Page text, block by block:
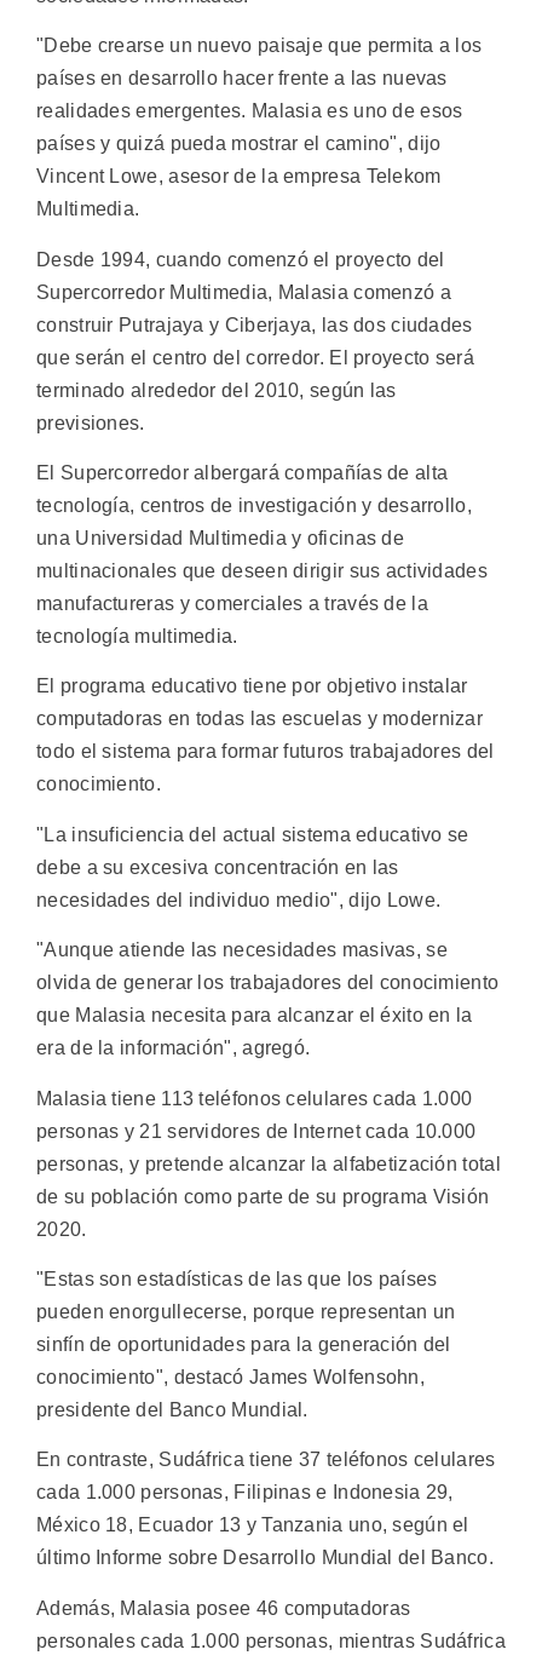
"Debe crearse un nuevo paisaje que permita a los
países en desarrollo hacer frente a las nuevas
realidades emergentes. Malasia es uno de esos
países y quizá pueda mostrar el camino", dijo
Vincent Lowe, asesor de la empresa Telekom
Multimedia.
Desde 1994, cuando comenzó el proyecto del
Supercorredor Multimedia, Malasia comenzó a
construir Putrajaya y Ciberjaya, las dos ciudades
que serán el centro del corredor. El proyecto será
terminado alrededor del 2010, según las
previsiones.
El Supercorredor albergará compañías de alta
tecnología, centros de investigación y desarrollo,
una Universidad Multimedia y oficinas de
multinacionales que deseen dirigir sus actividades
manufactureras y comerciales a través de la
tecnología multimedia.
El programa educativo tiene por objetivo instalar
computadoras en todas las escuelas y modernizar
todo el sistema para formar futuros trabajadores del
conocimiento.
"La insuficiencia del actual sistema educativo se
debe a su excesiva concentración en las
necesidades del individuo medio", dijo Lowe.
"Aunque atiende las necesidades masivas, se
olvida de generar los trabajadores del conocimiento
que Malasia necesita para alcanzar el éxito en la
era de la información", agregó.
Malasia tiene 113 teléfonos celulares cada 1.000
personas y 21 servidores de Internet cada 10.000
personas, y pretende alcanzar la alfabetización total
de su población como parte de su programa Visión
2020.
"Estas son estadísticas de las que los países
pueden enorgullecerse, porque representan un
sinfín de oportunidades para la generación del
conocimiento", destacó James Wolfensohn,
presidente del Banco Mundial.
En contraste, Sudáfrica tiene 37 teléfonos celulares
cada 1.000 personas, Filipinas e Indonesia 29,
México 18, Ecuador 13 y Tanzania uno, según el
último Informe sobre Desarrollo Mundial del Banco.
Además, Malasia posee 46 computadoras
personales cada 1.000 personas, mientras Sudáfrica